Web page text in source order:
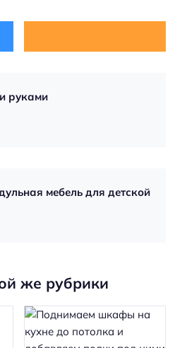
руками
мебель для детской
же рубрики